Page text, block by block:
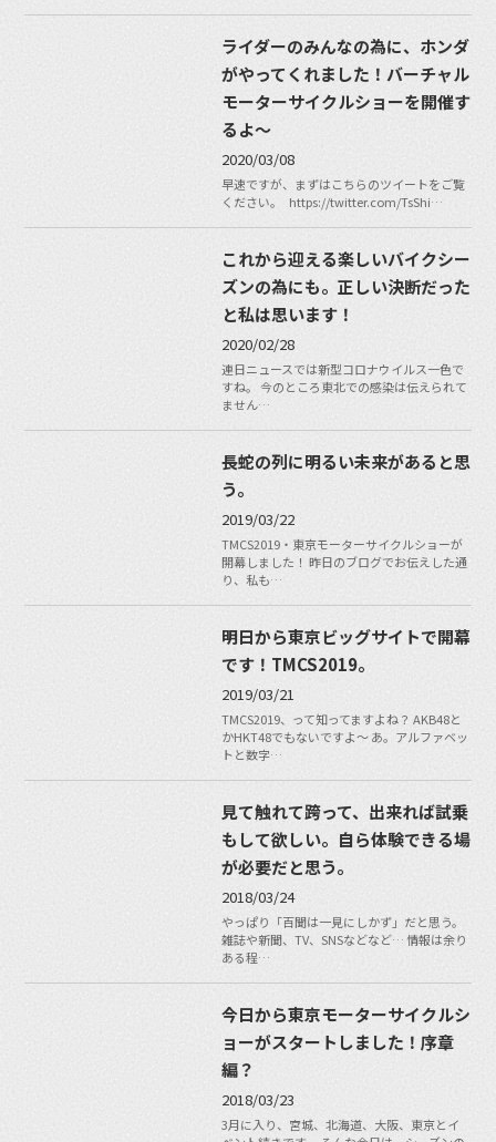
ライダーのみんなの為に、ホンダ
がやってくれました！バーチャル
モーターサイクルショーを開催す
るよ〜
2020/03/08
早速ですが、まずはこちらのツイートをご覧
ください。 https://twitter.com/TsShi…
これから迎える楽しいバイクシー
ズンの為にも。正しい決断だった
と私は思います！
2020/02/28
連日ニュースでは新型コロナウイルス一色で
すね。 今のところ東北での感染は伝えられて
ません…
長蛇の列に明るい未来があると思
う。
2019/03/22
TMCS2019・東京モーターサイクルショーが
開幕しました！ 昨日のブログでお伝えした通
り、私も…
明日から東京ビッグサイトで開幕
です！TMCS2019。
2019/03/21
TMCS2019、って知ってますよね？ AKB48と
かHKT48でもないですよ〜 あ。アルファベッ
トと数字…
見て触れて跨って、出来れば試乗
もして欲しい。自ら体験できる場
が必要だと思う。
2018/03/24
やっぱり「百聞は一見にしかず」だと思う。
雑誌や新聞、TV、SNSなどなど… 情報は余り
ある程…
今日から東京モーターサイクルシ
ョーがスタートしました！序章
編？
2018/03/23
3月に入り、宮城、北海道、大阪、東京とイ